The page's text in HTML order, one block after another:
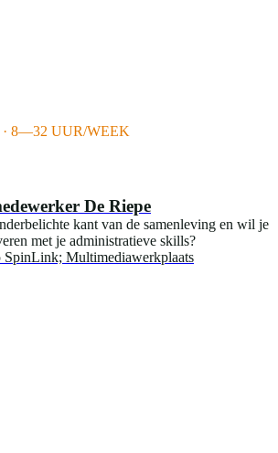
8—32 UUR/WEEK
De Riepe
kant van de samenleving en wil je
met je administratieve skills?
SpinLink; Multimediawerkplaats